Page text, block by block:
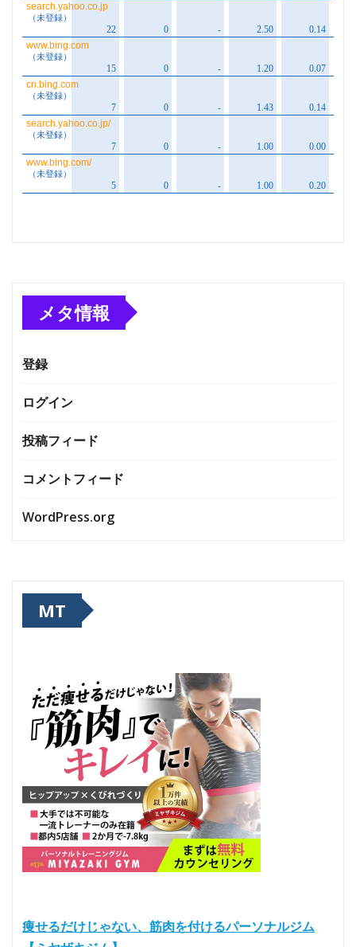
メタ情報
登録
ログイン
投稿フィード
コメントフィード
WordPress.org
MT
痩せるだけじゃない、筋肉を付けるパーソナルジム